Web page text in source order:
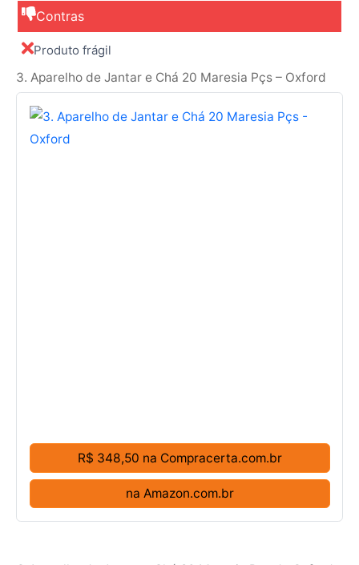
Contras
Produto frágil
3. Aparelho de Jantar e Chá 20 Maresia Pçs – Oxford
R$ 348,50 na Compracerta.com.br
na Amazon.com.br